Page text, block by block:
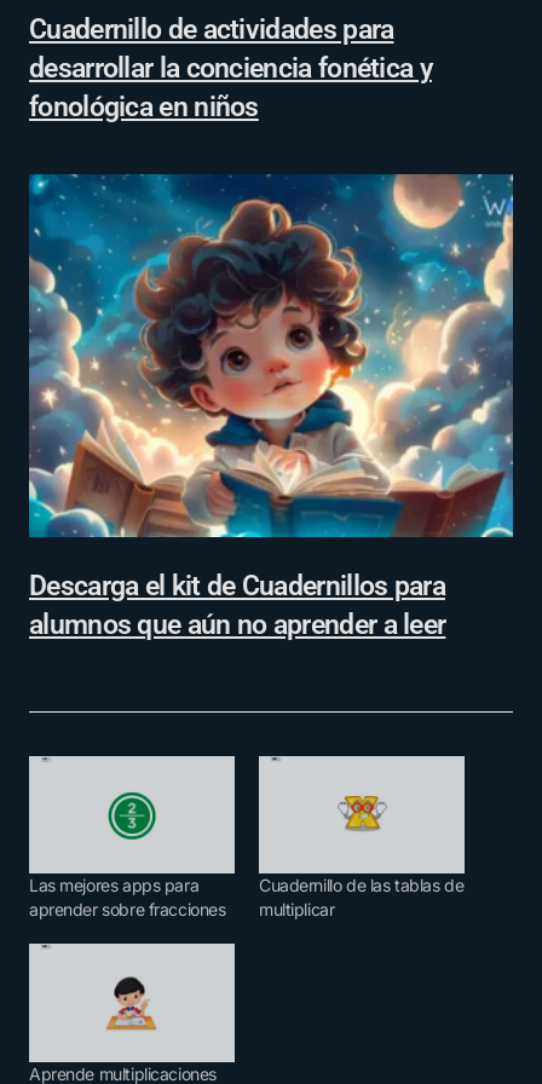
Cuadernillo de actividades para
desarrollar la conciencia fonética y
fonológica en niños
Descarga el kit de Cuadernillos para
alumnos que aún no aprender a leer
Las mejores apps para
aprender sobre fracciones
Cuadernillo de las tablas de
multiplicar
Aprende multiplicaciones